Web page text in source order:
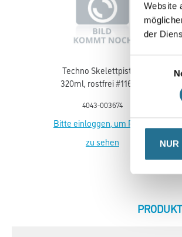
Website
der
NUR
Techno Skelettpistole
320ml, rostfrei #116100
4043-003674
Bitte einloggen, um Preise
zu sehen
CURRENT